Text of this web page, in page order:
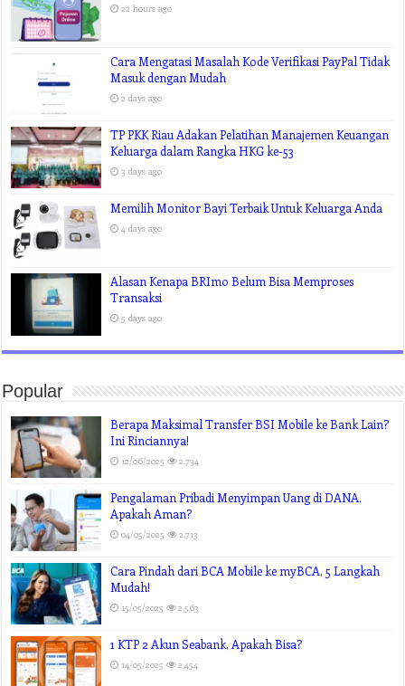
22 hours ago
Cara Mengatasi Masalah Kode Verifikasi PayPal Tidak
Masuk dengan Mudah
2 days ago
TP PKK Riau Adakan Pelatihan Manajemen Keuangan
Keluarga dalam Rangka HKG ke-53
3 days ago
Memilih Monitor Bayi Terbaik Untuk Keluarga Anda
4 days ago
Alasan Kenapa BRImo Belum Bisa Memproses
Transaksi
5 days ago
Popular
Berapa Maksimal Transfer BSI Mobile ke Bank Lain?
Ini Rinciannya!
12/06/2025 2,734
Pengalaman Pribadi Menyimpan Uang di DANA,
Apakah Aman?
04/05/2025 2,713
Cara Pindah dari BCA Mobile ke myBCA, 5 Langkah
Mudah!
15/05/2025 2,563
1 KTP 2 Akun Seabank, Apakah Bisa?
14/05/2025 2,454